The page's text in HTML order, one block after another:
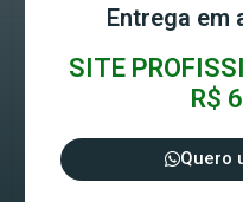
Entrega em
SITE
R$
Quero